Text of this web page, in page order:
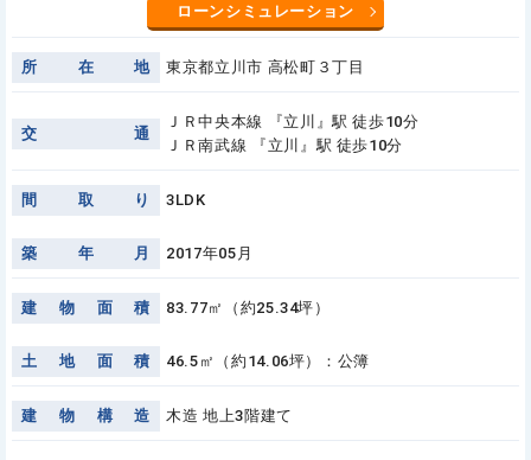
ローンシミュレーション
所 在 地 東京都立川市 高松町３丁目
交 通
ＪＲ中央本線 『立川』駅 徒歩10分
ＪＲ南武線 『立川』駅 徒歩10分
間 取 り 3LDK
築 年 月 2017年05月
建 物 面 積 83.77㎡（約25.34坪）
土 地 面 積 46.5㎡（約14.06坪）：公簿
建 物 構 造 木造 地上3階建て